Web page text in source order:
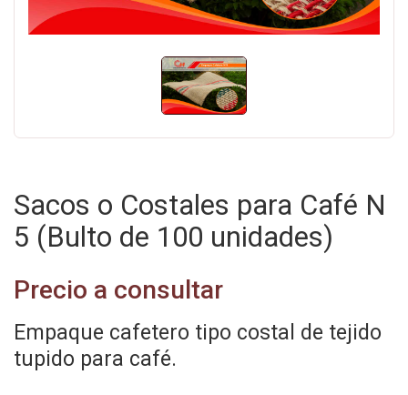
Sacos o Costales para Café N
5 (Bulto de 100 unidades)
Precio a consultar
Empaque cafetero tipo costal de tejido
tupido para café.